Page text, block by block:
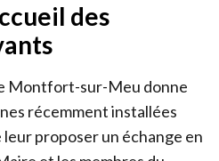
des
Montfort-sur-Meu donne
récemment installées
leur proposer un échange en